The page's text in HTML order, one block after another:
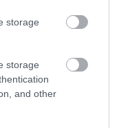
storage
storage
and other
teákat és
otthon is